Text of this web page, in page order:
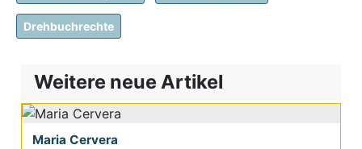
Drehbuchrechte
Weitere neue Artikel
Maria Cervera